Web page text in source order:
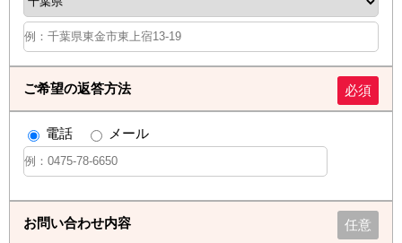
ご希望の返答方法 必須
電話 メール
お問い合わせ内容 任意